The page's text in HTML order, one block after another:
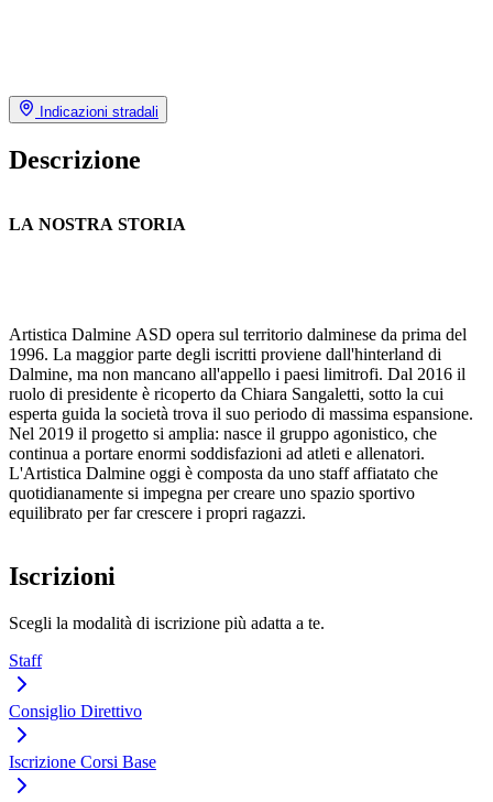
Indicazioni stradali
Descrizione
LA NOSTRA STORIA
Artistica Dalmine ASD opera sul territorio dalminese da prima del
1996. La maggior parte degli iscritti proviene dall'hinterland di
Dalmine, ma non mancano all'appello i paesi limitrofi. Dal 2016 il
ruolo di presidente è ricoperto da Chiara Sangaletti, sotto la cui
esperta guida la società trova il suo periodo di massima espansione.
Nel 2019 il progetto si amplia: nasce il gruppo agonistico, che
continua a portare enormi soddisfazioni ad atleti e allenatori.
L'Artistica Dalmine oggi è composta da uno staff affiatato che
quotidianamente si impegna per creare uno spazio sportivo
equilibrato per far crescere i propri ragazzi.
Iscrizioni
Scegli la modalità di iscrizione più adatta a te.
Staff
Consiglio Direttivo
Iscrizione Corsi Base